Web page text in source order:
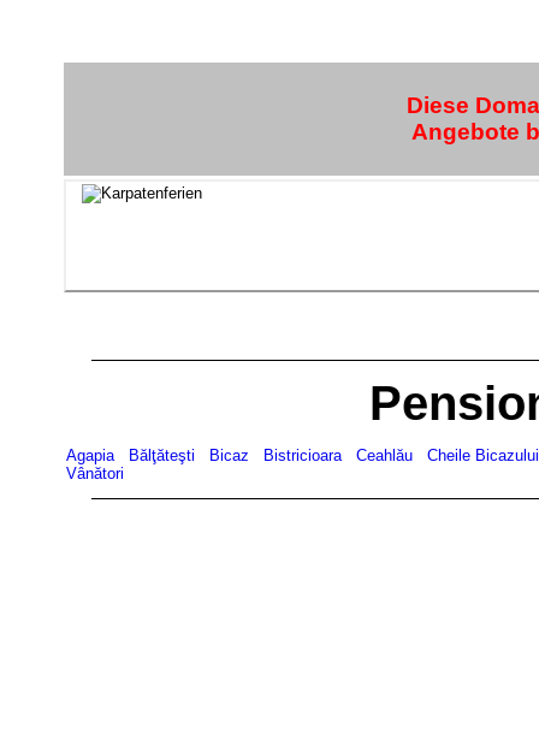
Diese
Angebote
Agapia Bălţăteşti Bicaz Bistricioara Ceahlău
Cheile Bicazului
Vânători